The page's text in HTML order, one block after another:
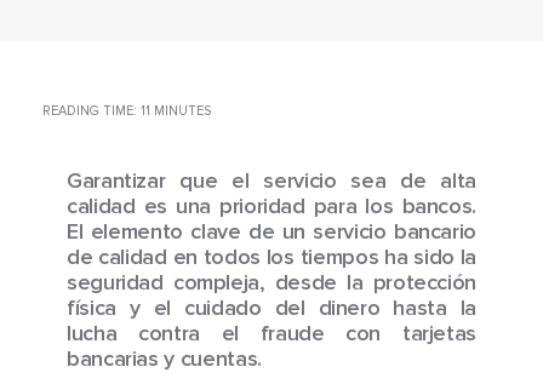
READING TIME: 11 MINUTES
Garantizar que el servicio sea de alta
calidad es una prioridad para los bancos.
El elemento clave de un servicio bancario
de calidad en todos los tiempos ha sido la
seguridad compleja, desde la protección
física y el cuidado del dinero hasta la
lucha contra el fraude con tarjetas
bancarias y cuentas.